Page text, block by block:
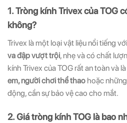
1. Tròng kính Trivex của TOG
không?
Trivex là một loại vật liệu nổi tiếng
va đập vượt trội, nhẹ và có chất
kính Trivex của TOG rất an toàn và
em, người chơi thể thao hoặc
động, cần sự bảo vệ cao cho mắt.
2. Giá tròng kính TOG là bao